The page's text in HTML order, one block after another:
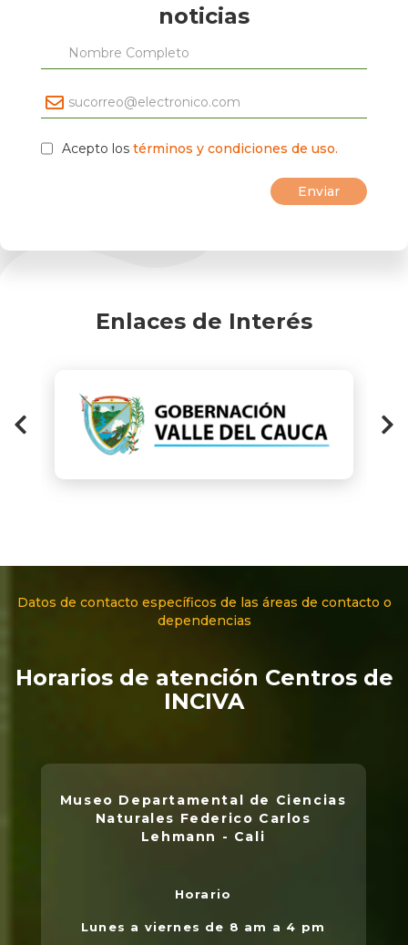
noticias
Acepto los términos y condiciones de uso.
Enlaces de Interés
Datos de contacto específicos de las áreas de contacto o
dependencias
Horarios de atención Centros de
INCIVA
Museo Departamental de Ciencias
Naturales Federico Carlos
Lehmann - Cali
Horario
Lunes a viernes de 8 am a 4 pm